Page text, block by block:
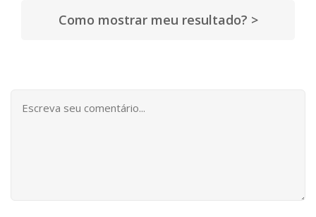
Como mostrar meu resultado? >